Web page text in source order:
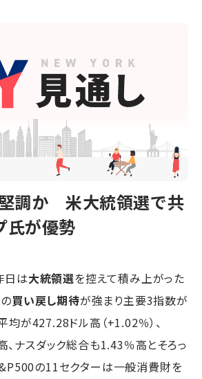
調か 米大統領選で共
氏が優勢
日は大統領選を控えて積み上がった
の買い戻し期待が強まり主要3指数が
均が427.28ドル高（+1.02％）、
ナスダック総合も1.43％高とそろっ
の11セクターは一般消費財を